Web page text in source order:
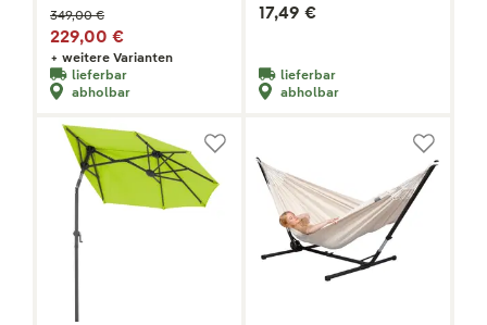
349,00 €
229,00 €
+ weitere Varianten
lieferbar
abholbar
17,49 €
lieferbar
abholbar